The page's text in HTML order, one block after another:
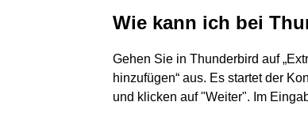
Wie kann ich bei
Gehen Sie in Thunderbird auf
hinzufügen“ aus. Es startet der
und klicken auf "Weiter". Im